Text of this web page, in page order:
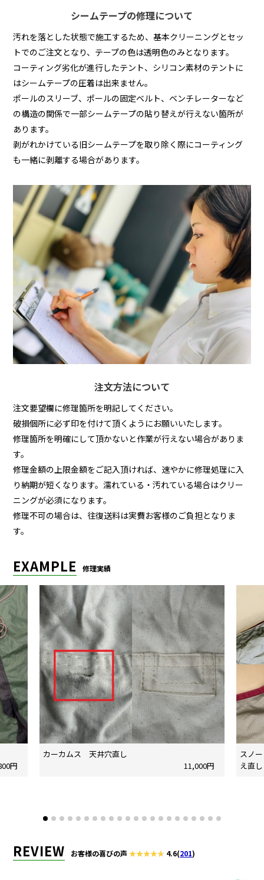
シームテープの修理について
汚れを落とした状態で施工するため、基本クリーニングとセッ
トでのご注文となり、テープの色は透明色のみとなります。
コーティング劣化が進行したテント、シリコン素材のテントに
はシームテープの圧着は出来ません。
ポールのスリーブ、ポールの固定ベルト、ベンチレーターなど
の構造の関係で一部シームテープの貼り替えが行えない箇所が
あります。
剥がれかけている旧シームテープを取り除く際にコーティング
も一緒に剥離する場合があります。
注文方法について
注文要望欄に修理箇所を明記してください。
破損個所に必ず印を付けて頂くようにお願いいたします。
修理箇所を明確にして頂かないと作業が行えない場合がありま
す。
修理金額の上限金額をご記入頂ければ、速やかに修理処理に入
り納期が短くなります。濡れている・汚れている場合はクリー
ニングが必須になります。
修理不可の場合は、往復送料は実費お客様のご負担となりま
す。
EXAMPLE 修理実績
円
カーカムス 天井穴直し
11,000円
スノ
え直し
REVIEW お客様の喜びの声 4.6(201)